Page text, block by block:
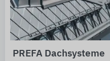
PREFA Dachsysteme